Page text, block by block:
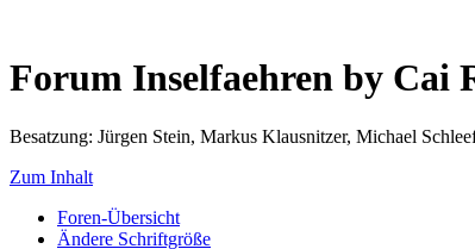
Forum Inselfaehren by Cai
Besatzung: Jürgen Stein, Markus Klausnitzer, Michael
Zum Inhalt
Foren-Übersicht
Ändere Schriftgröße